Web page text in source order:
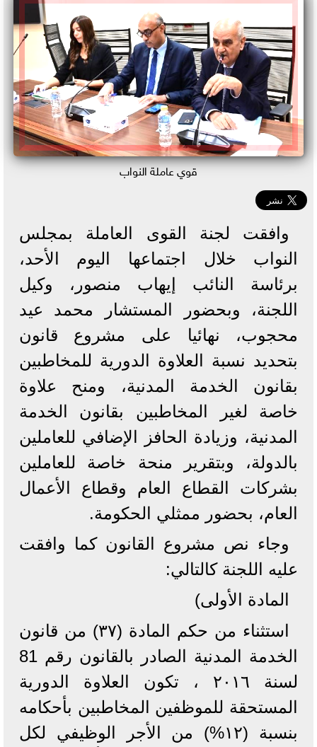
قوي عاملة النواب
وافقت لجنة القوى العاملة بمجلس
النواب خلال اجتماعها اليوم الأحد،
برئاسة النائب إيهاب منصور، وكيل
اللجنة، وبحضور المستشار محمد عيد
محجوب، نهائيا على مشروع قانون
بتحديد نسبة العلاوة الدورية للمخاطبين
بقانون الخدمة المدنية، ومنح علاوة
خاصة لغير المخاطبين بقانون الخدمة
المدنية، وزيادة الحافز الإضافي للعاملين
بالدولة، وبتقرير منحة خاصة للعاملين
بشركات القطاع العام وقطاع الأعمال
العام، بحضور ممثلي الحكومة.
وجاء نص مشروع القانون كما وافقت
عليه اللجنة كالتالي:
المادة الأولى)
استثناء من حكم المادة (۳۷) من قانون
الخدمة المدنية الصادر بالقانون رقم 81
لسنة ۲۰۱٦ ، تكون العلاوة الدورية
المستحقة للموظفين المخاطبين بأحكامه
بنسبة (۱۲%) من الأجر الوظيفي لكل